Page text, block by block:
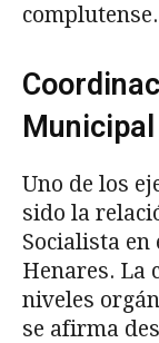
complutense.
Uno de los
sido la
Socialista en
Henares. La
niveles
se afirma